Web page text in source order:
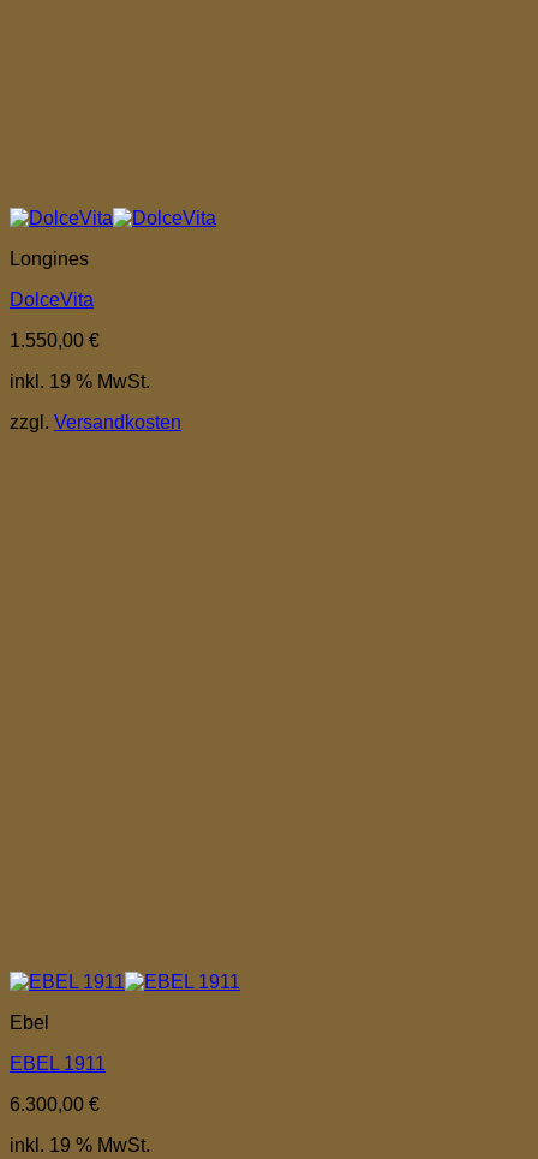
Longines
DolceVita
1.550,00 €
inkl. 19 % MwSt.
zzgl. Versandkosten
Ebel
EBEL 1911
6.300,00 €
inkl. 19 % MwSt.